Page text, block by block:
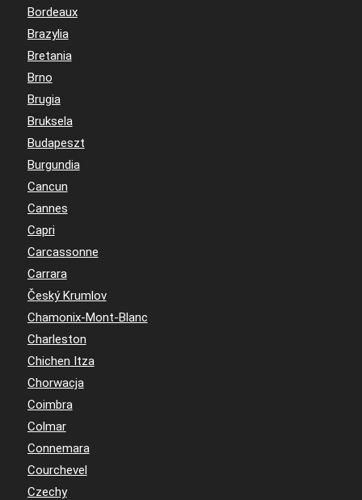
Bordeaux
Brazylia
Bretania
Brno
Brugia
Bruksela
Budapeszt
Burgundia
Cancun
Cannes
Capri
Carcassonne
Carrara
Český Krumlov
Chamonix-Mont-Blanc
Charleston
Chichen Itza
Chorwacja
Coimbra
Colmar
Connemara
Courchevel
Czechy